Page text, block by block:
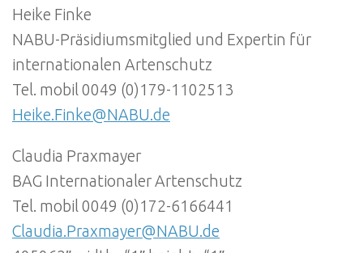
Heike Finke
NABU-Präsidiumsmitglied und Expertin für
internationalen Artenschutz
Tel. mobil 0049 (0)179-1102513
Heike.Finke@NABU.de
Claudia Praxmayer
BAG Internationaler Artenschutz
Tel. mobil 0049 (0)172-6166441
Claudia.Praxmayer@NABU.de